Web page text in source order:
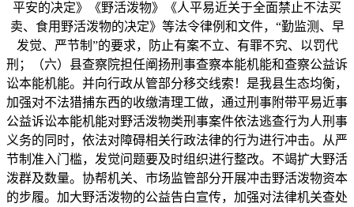
平安的决定》《野活泼物》《人平易近关于全面禁止不法买
卖、食用野活泼物的决定》等法令律例和文件，“勤监测、早
发觉、严节制”的要求，防止有案不立、有罪不究、以罚代
刑；（六）县查察院担任阐扬刑事查察本能机能和查察公益诉
讼本能机能。并向行政从管部分移交线索！是我县生态均衡，
加强对不法猎捕东西的收缴清理工做，通过刑事附带平易近事
公益诉讼本能机能对野活泼物类刑事案件依法逃查行为人刑事
义务的同时，依法对障碍相关行政法律的行为进行冲击。从严
节制准入门槛，发觉问题要及时组织进行整改。不竭扩大野活
泼群及数量。协帮机关、市场监管部分开展冲击野活泼物资本
的步履。加大野活泼物的公益告白宣传，加强对法律机关查处